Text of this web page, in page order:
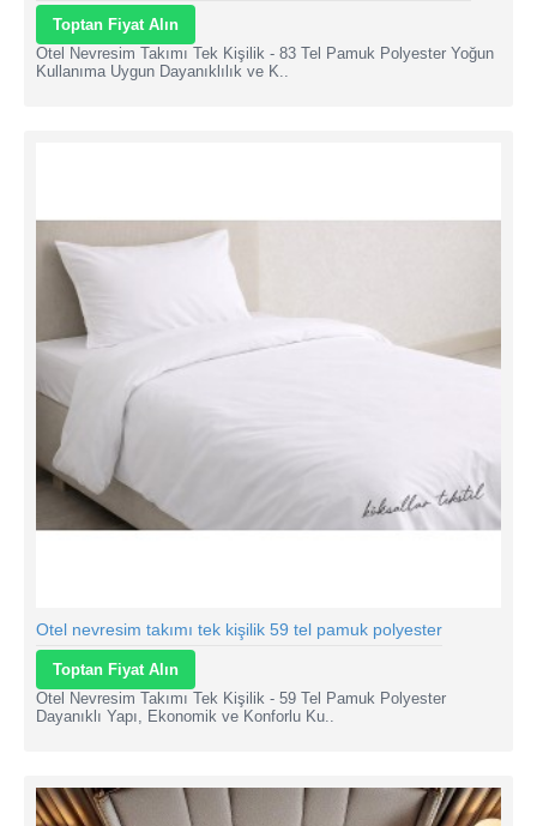
Toptan Fiyat Alın
Otel Nevresim Takımı Tek Kişilik - 83 Tel Pamuk Polyester Yoğun
Kullanıma Uygun Dayanıklılık ve K..
Otel nevresim takımı tek kişilik 59 tel pamuk polyester
Toptan Fiyat Alın
Otel Nevresim Takımı Tek Kişilik - 59 Tel Pamuk Polyester
Dayanıklı Yapı, Ekonomik ve Konforlu Ku..